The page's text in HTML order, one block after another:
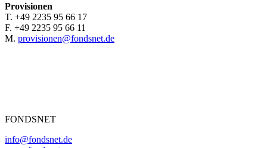
Provisionen
T. +49 2235 95 66 17
F. +49 2235 95 66 11
M. provisionen@fondsnet.de
FONDSNET
info@fondsnet.de